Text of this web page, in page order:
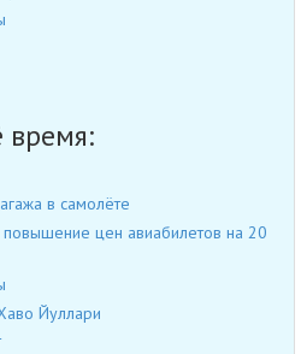
время:
в самолёте
повышение цен авиабилетов на 20
Йуллари